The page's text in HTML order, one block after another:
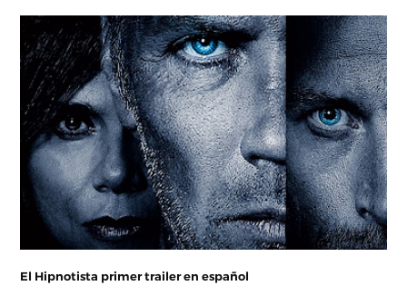
El Hipnotista primer trailer en español